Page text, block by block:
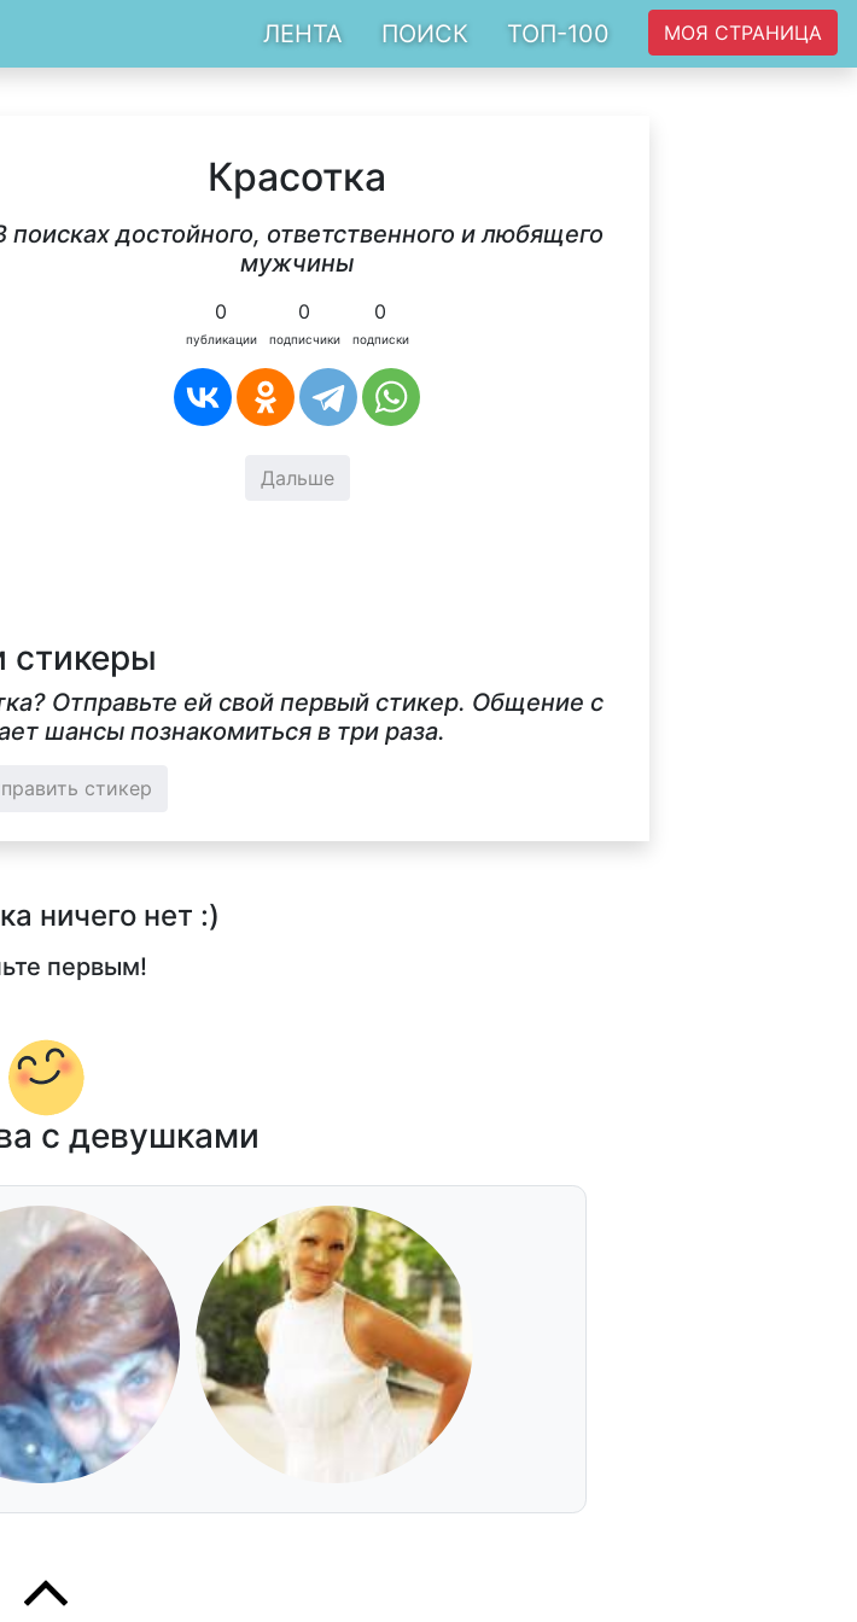
ЛЕНТА ПОИСК ТОП-100 МОЯ СТРАНИЦА
Красотка
поисках достойного, ответственного и любящего
мужчины
0
публикации
0
подписчики
0
подписки
Дальше
стикеры
Отправьте ей свой первый стикер. Общение с
шансы познакомиться в три раза.
стикер
ничего нет :)
первым!
с девушками